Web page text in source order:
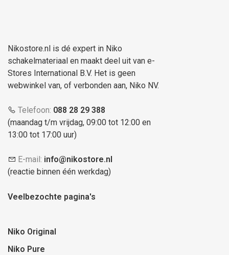
Nikostore.nl is dé expert in Niko
schakelmateriaal en maakt deel uit van e-
Stores International B.V. Het is geen
webwinkel van, of verbonden aan, Niko NV.
Telefoon: 088 28 29 388
(maandag t/m vrijdag, 09:00 tot 12:00 en
13:00 tot 17:00 uur)
E-mail: info@nikostore.nl
(reactie binnen één werkdag)
Veelbezochte pagina's
Niko Original
Niko Pure